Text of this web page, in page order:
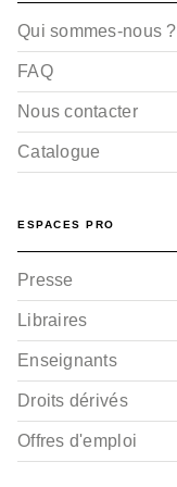
Qui sommes-nous ?
FAQ
Nous contacter
Catalogue
ESPACES PRO
Presse
Libraires
Enseignants
Droits dérivés
Offres d'emploi